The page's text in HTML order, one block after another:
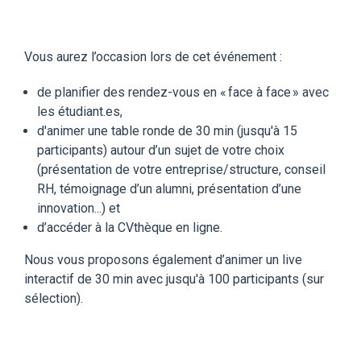
Vous aurez l’occasion lors de cet événement :
de planifier des rendez-vous en « face à face » avec
les étudiant.es,
d'animer une table ronde de 30 min (jusqu'à 15
participants) autour d’un sujet de votre choix
(présentation de votre entreprise/structure, conseil
RH, témoignage d’un alumni, présentation d’une
innovation...) et
d’accéder à la CVthèque en ligne.
Nous vous proposons également d’animer un live
interactif de 30 min avec jusqu'à 100 participants (sur
sélection).